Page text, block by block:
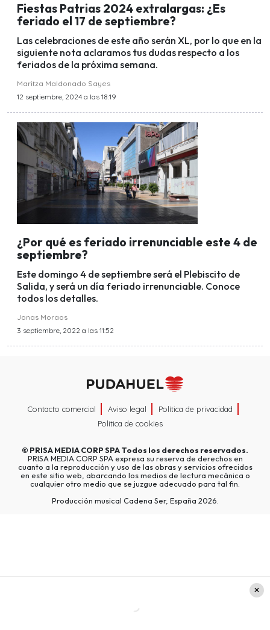
Fiestas Patrias 2024 extralargas: ¿Es
feriado el 17 de septiembre?
Las celebraciones de este año serán XL, por lo que en la
siguiente nota aclaramos tus dudas respecto a los
feriados de la próxima semana.
Maritza Maldonado Sayes
12 septiembre, 2024 a las 18:19
¿Por qué es feriado irrenunciable este 4 de
septiembre?
Este domingo 4 de septiembre será el Plebiscito de
Salida, y será un día feriado irrenunciable. Conoce
todos los detalles.
Jonas Moraos
3 septiembre, 2022 a las 11:52
Contacto comercial Aviso legal
Política de privacidad
Política de cookies
© PRISA MEDIA CORP SPATodos los derechos reservados.
PRISA MEDIA CORP SPA expresa su reserva de derechos en
cuanto a la reproducción y uso de las obras y servicios ofrecidos
en este sitio web, abarcando los medios de lectura mecánica o
cualquier otro medio que se juzgue adecuado para tal fin.
Producción musical Cadena Ser, España 2026.